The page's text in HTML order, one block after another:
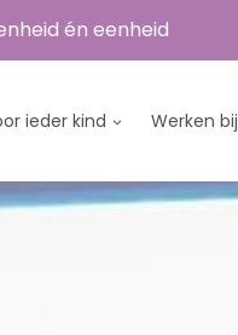
én eenheid
ieder kind Werken bij